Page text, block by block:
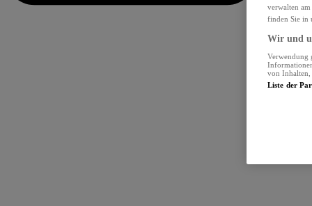
verwalten
finden Sie in
Wir und
Verwendung
von Inhalten,
Liste der